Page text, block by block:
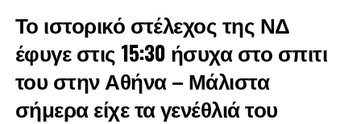
Το ιστορικό στέλεχος της ΝΔ
έφυγε στις 15:30 ήσυχα στο σπιτι
του στην Αθήνα – Μάλιστα
σήμερα είχε τα γενέθλιά του